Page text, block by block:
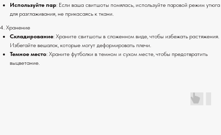
Используйте пар: Если ваша свитшоты помялась, используйте паровой режим утюга
для разглаживания, не прикасаясь к ткани.
4. Хранение
Складирование: Храните свитшоты в сложенном виде, чтобы избежать растяжения.
Избегайте вешалок, которые могут деформировать плечи.
Темное место: Храните футболки в темном и сухом месте, чтобы предотвратить
выцветание.